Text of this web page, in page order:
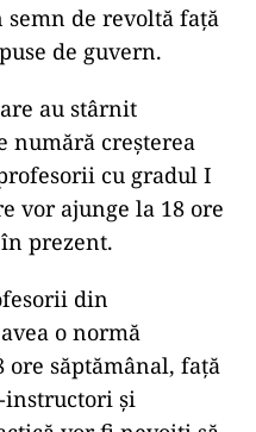
de revoltă față
de guvern.
au stârnit
numără creșterea
cu gradul I
vor ajunge la 18 ore
prezent.
din
o normă
ore săptămânal, față
instructori și